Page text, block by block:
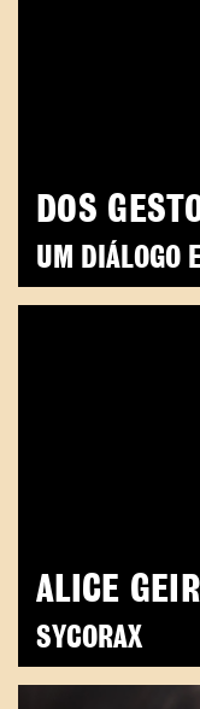
DOS
UM DIÁLOGO
ALICE
SYCORAX